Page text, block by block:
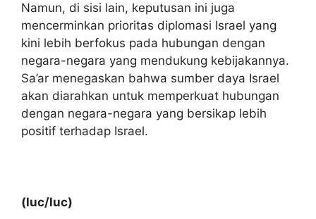
Namun, di sisi lain, keputusan ini juga
mencerminkan prioritas diplomasi Israel yang
kini lebih berfokus pada hubungan dengan
negara-negara yang mendukung kebijakannya.
Sa’ar menegaskan bahwa sumber daya Israel
akan diarahkan untuk memperkuat hubungan
dengan negara-negara yang bersikap lebih
positif terhadap Israel.
(luc/luc)